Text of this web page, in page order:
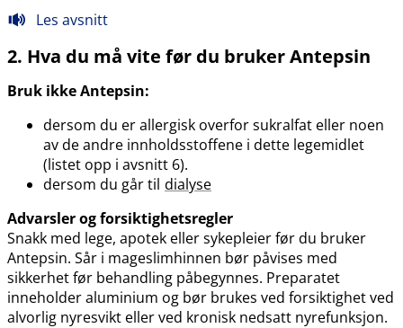
Les avsnitt
2. Hva du må vite før du bruker Antepsin
Bruk ikke Antepsin:
dersom du er allergisk overfor sukralfat eller noen
av de andre innholdsstoffene i dette legemidlet
(listet opp i avsnitt 6).
dersom du går til dialyse
Advarsler og forsiktighetsregler
Snakk med lege, apotek eller sykepleier før du bruker
Antepsin. Sår i mageslimhinnen bør påvises med
sikkerhet før behandling påbegynnes. Preparatet
inneholder aluminium og bør brukes ved forsiktighet ved
alvorlig nyresvikt eller ved kronisk nedsatt nyrefunksjon.